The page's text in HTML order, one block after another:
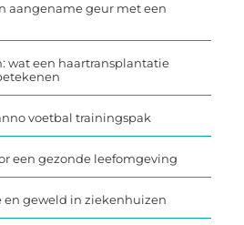
aangename geur met een
wat een haartransplantatie
voetbal trainingspak
een gezonde leefomgeving
en geweld in ziekenhuizen